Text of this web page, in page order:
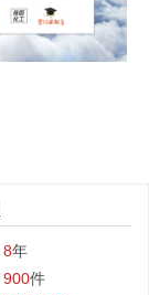
8年
900件